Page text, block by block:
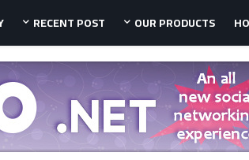
OUR PRODUCTS
RECENT POST